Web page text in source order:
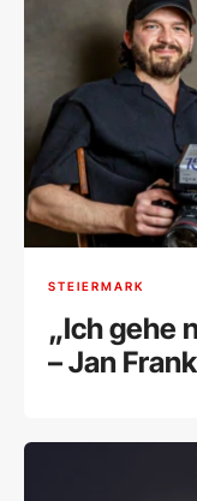
STEIERMARK
„Ich gehe
– Jan